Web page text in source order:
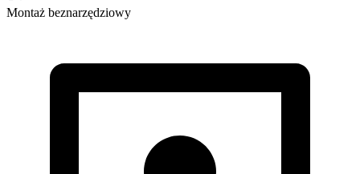
Montaż beznarzędziowy